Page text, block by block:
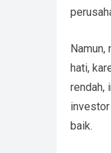
Namun,
hati,
rendah,
baik.